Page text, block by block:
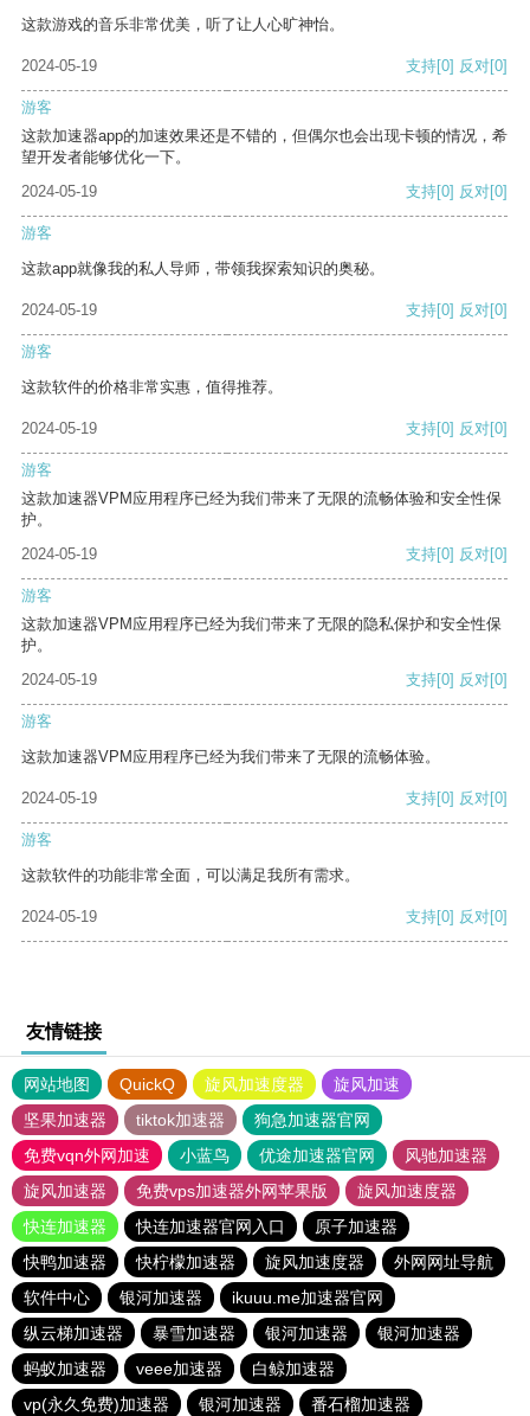
这款游戏的音乐非常优美，听了让人心旷神怡。
2024-05-19 支持[0] 反对[0]
游客
这款加速器app的加速效果还是不错的，但偶尔也会出现卡顿的情况，希
望开发者能够优化一下。
2024-05-19
支持[0] 反对[0]
游客
这款app就像我的私人导师，带领我探索知识的奥秘。
2024-05-19 支持[0] 反对[0]
游客
这款软件的价格非常实惠，值得推荐。
2024-05-19 支持[0] 反对[0]
游客
这款加速器VPM应用程序已经为我们带来了无限的流畅体验和安全性保
护。
2024-05-19
支持[0] 反对[0]
游客
这款加速器VPM应用程序已经为我们带来了无限的隐私保护和安全性保
护。
2024-05-19
支持[0] 反对[0]
游客
这款加速器VPM应用程序已经为我们带来了无限的流畅体验。
2024-05-19 支持[0] 反对[0]
游客
这款软件的功能非常全面，可以满足我所有需求。
2024-05-19 支持[0] 反对[0]
友情链接
网站地图 QuickQ 旋风加速度器
旋风加速
坚果加速器
tiktok加速器
狗急加速器官网
免费vqn外网加速
小蓝鸟 优途加速器官网
风驰加速器
旋风加速器
免费vps加速器外网苹果版
旋风加速度器
快连加速器
快连加速器官网入口
原子加速器
快鸭加速器
快柠檬加速器 旋风加速度器
外网网址导航
软件中心
银河加速器
ikuuu.me加速器官网
纵云梯加速器
暴雪加速器 银河加速器
银河加速器
蚂蚁加速器
veee加速器
白鲸加速器
vp(永久免费)加速器
银河加速器 番石榴加速器